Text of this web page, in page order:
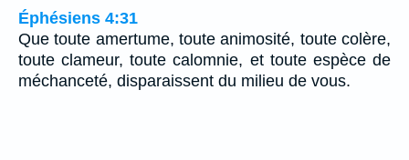
Éphésiens 4:31
Que toute amertume, toute animosité, toute colère,
toute clameur, toute calomnie, et toute espèce de
méchanceté, disparaissent du milieu de vous.